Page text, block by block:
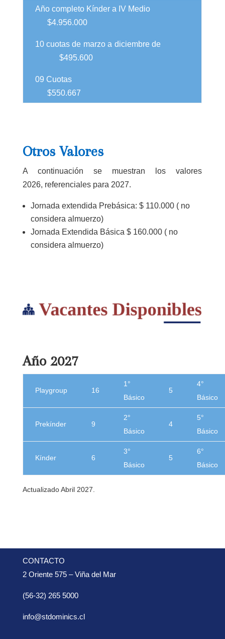
Año completo Kínder a IV Medio
$4.956.000
10 cuotas de marzo a diciembrede
$495.600
09 Cuotas
$550.667
Otros Valores
A continuación se muestran los valores
2026, referenciales para 2027.
Jornada extendida Prebásica: $ 110.000 ( no
considera almuerzo)
Jornada Extendida Básica $ 160.000 ( no
considera almuerzo)
Año 2027
Playgroup 16
1°
Básico
5
4°
Básico
Prekínder 9
2°
Básico
4
5°
Básico
Kínder 6
3°
Básico
5
6°
Básico
Actualizado Abril 2027.
CONTACTO
2 Oriente 575 – Viña del Mar
(56-32) 265 5000
info@stdominics.cl